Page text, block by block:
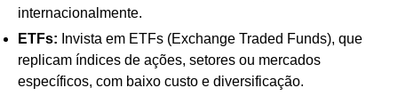
internacionalmente.
ETFs: Invista em ETFs (Exchange Traded Funds), que
replicam índices de ações, setores ou mercados
específicos, com baixo custo e diversificação.